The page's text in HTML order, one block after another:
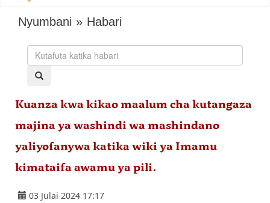
Nyumbani » Habari
Kuanza kwa kikao maalum cha kutangaza
majina ya washindi wa mashindano
yaliyofanywa katika wiki ya Imamu
kimataifa awamu ya pili.
03 Julai 2024 17:17